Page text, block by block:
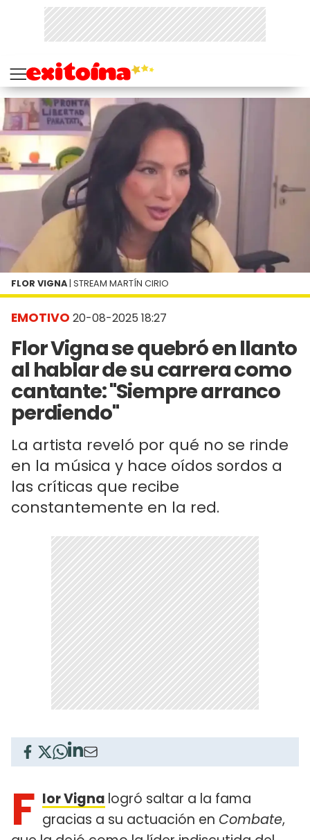
EMOTIVO 20-08-2025 18:27
Flor Vigna se quebró en llanto
al hablar de su carrera como
cantante: "Siempre arranco
perdiendo"
La artista reveló por qué no se rinde
en la música y hace oídos sordos a
las críticas que recibe
constantemente en la red.
FLOR VIGNA | STREAM MARTÍN CIRIO
F lor Vigna logró saltar a la fama
gracias a su actuación en Combate,